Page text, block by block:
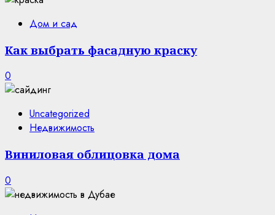
Дом и сад
Как выбрать фасадную краску
0
Uncategorized
Недвижимость
Виниловая облицовка дома
0